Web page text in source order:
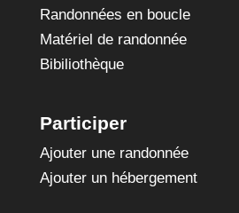
Randonnées en boucle
Matériel de randonnée
Bibiliothèque
Participer
Ajouter une randonnée
Ajouter un hébergement